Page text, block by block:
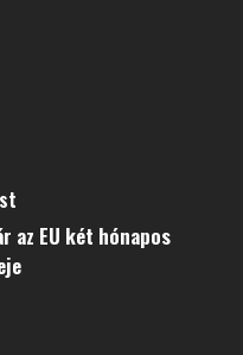
az EU két hónapos